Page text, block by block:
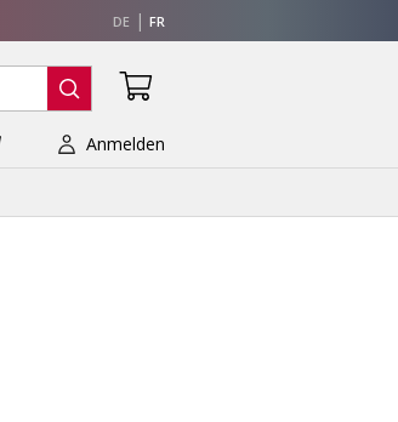
DE FR
Anmelden